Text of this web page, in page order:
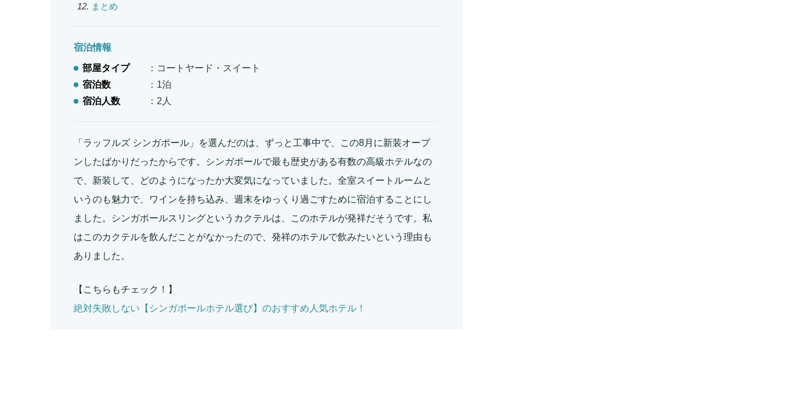
まとめ
宿泊情報
部屋タイプ
：コートヤード・スイート
宿泊数
：1泊
宿泊人数
：2人
「ラッフルズ シンガポール」を選んだのは、ずっと工事中で、この8月に新装オープ
ンしたばかりだったからです。シンガポールで最も歴史がある有数の高級ホテルなの
で、新装して、どのようになったか大変気になっていました。全室スイートルームと
いうのも魅力で、ワインを持ち込み、週末をゆっくり過ごすために宿泊することにし
ました。シンガポールスリングというカクテルは、このホテルが発祥だそうです。私
はこのカクテルを飲んだことがなかったので、発祥のホテルで飲みたいという理由も
ありました。
【こちらもチェック！】
絶対失敗しない【シンガポールホテル選び】のおすすめ人気ホテル！